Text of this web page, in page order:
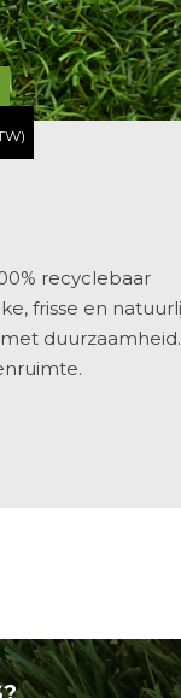
recyclebaar
frisse en
duurzaamheid.